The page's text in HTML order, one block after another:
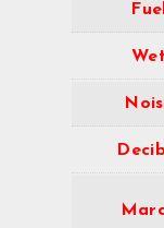
Fuel
Wet